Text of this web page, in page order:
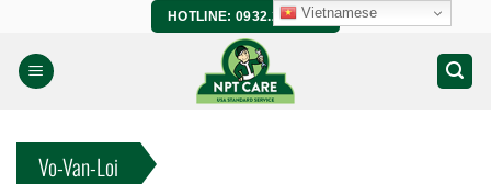
nội
dung
HOTLINE: 0932.266.458
Vo-Van-Loi
Vietnamese